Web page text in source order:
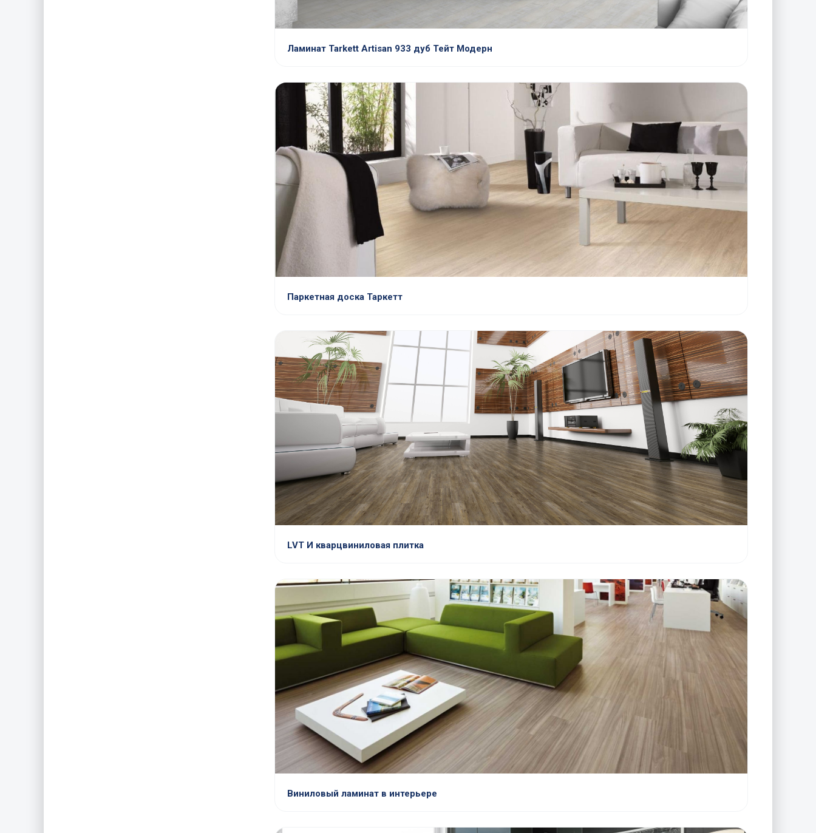
Ламинат Tarkett Artisan 933 дуб Тейт Модерн
Паркетная доска Таркетт
LVT И кварцвиниловая плитка
Виниловый ламинат в интерьере